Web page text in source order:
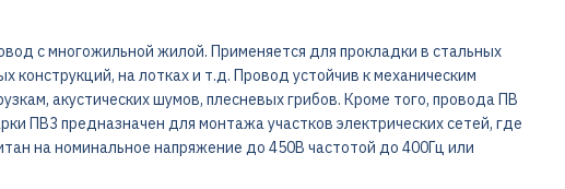
с многожильной жилой. Применяется для прокладки в стальных
конструкций, на лотках и т.д. Провод устойчив к механическим
акустических шумов, плесневых грибов. Кроме того, провода ПВ
ПВ3 предназначен для монтажа участков электрических сетей, где
на номинальное напряжение до 450В частотой до 400Гц или